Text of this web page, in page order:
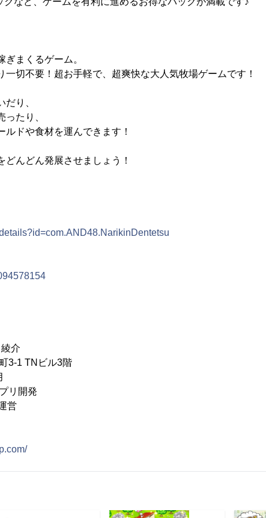
まくるゲーム。
切不要！超お手軽で、超爽快な大人気牧場ゲームです！
り、
たり、
ドや食材を運んできます！
んどん発展させましょう！
介
1 TNビル3階
リ開発